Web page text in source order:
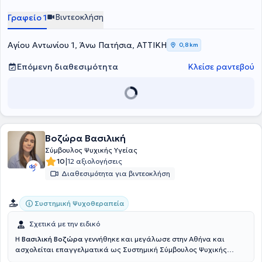
Γραφείο 1 Βιντεοκλήση
Αγίου Αντωνίου 1, Άνω Πατήσια, ΑΤΤΙΚΗ 0,8 km
Επόμενη διαθεσιμότητα Κλείσε ραντεβού
Βοζώρα Βασιλική
Σύμβουλος Ψυχικής Υγείας
10|12 αξιολογήσεις
Διαθεσιμότητα για βιντεοκλήση
Συστημική Ψυχοθεραπεία
Σχετικά με την ειδικό
Η Βασιλική Βοζώρα γεννήθηκε και μεγάλωσε στην Αθήνα και
ασχολείται επαγγελματικά ως Συστημική Σύμβουλος Ψυχικής